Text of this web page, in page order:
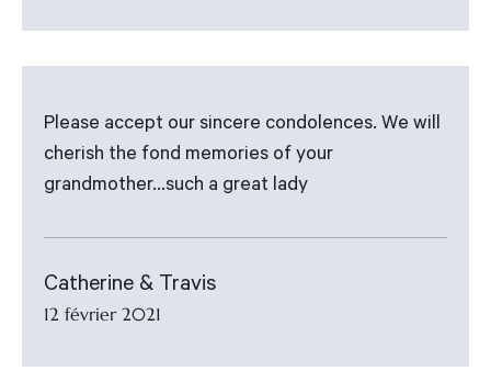
Please accept our sincere condolences. We will
cherish the fond memories of your
grandmother...such a great lady
Catherine & Travis
12 février 2021